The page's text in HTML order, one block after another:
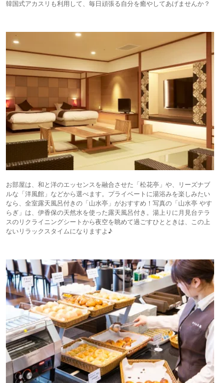
韓国式アカスリも利用して、毎日頑張る自分を癒やしてあげませんか？
お部屋は、和と洋のエッセンスを融合させた「松花亭」や、リーズナブ
ルな「洋風館」などから選べます。プライベートに湯浴みを楽しみたい
なら、全室露天風呂付きの「山水亭」がおすすめ！写真の「山水亭 やす
らぎ」は、伊香保の天然水を使った露天風呂付き。湯上りに月見台テラ
スのリクライニングシートから夜空を眺めて過ごすひとときは、この上
ないリラックスタイムになりますよ♪